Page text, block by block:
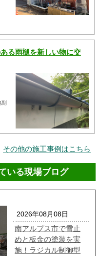
る雨樋を新しい物に交
その他の施工事例はこちら
いる現場ブログ
2026年08月08日
南アルプス市で雪止
めと板金の塗装を実
施！ラジカル制御型